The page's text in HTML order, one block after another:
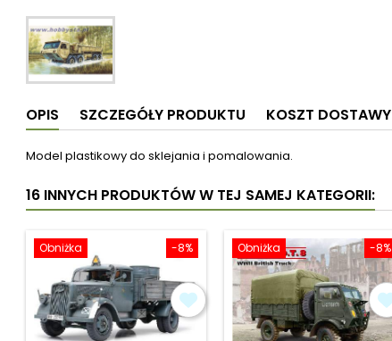
OPIS SZCZEGÓŁY PRODUKTU KOSZT DOSTAWY
Model plastikowy do sklejania i pomalowania.
16 INNYCH PRODUKTÓW W TEJ SAMEJ KATEGORII:
-8%
Obniżka -8%
Obniżka